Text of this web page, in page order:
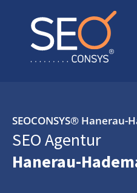
SEOCONSYS® Hanerau-
SEO Agentur
Hanerau-